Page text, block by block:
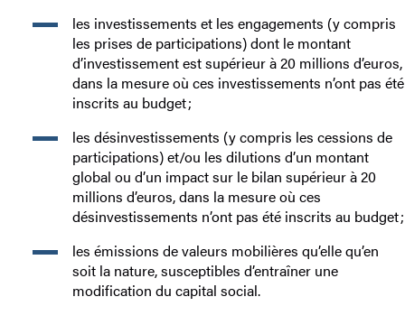
les investissements et les engagements (y compris
les prises de participations) dont le montant
d’investissement est supérieur à 20 millions d’euros,
dans la mesure où ces investissements n’ont pas été
inscrits au budget ;
les désinvestissements (y compris les cessions de
participations) et/ou les dilutions d’un montant
global ou d’un impact sur le bilan supérieur à 20
millions d’euros, dans la mesure où ces
désinvestissements n’ont pas été inscrits au budget ;
les émissions de valeurs mobilières qu’elle qu’en
soit la nature, susceptibles d’entraîner une
modification du capital social.